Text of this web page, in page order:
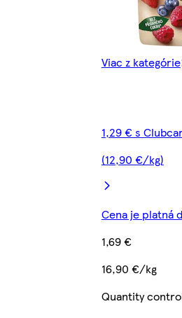
Viac z kategórie
1,29 € s
(12,90 €/kg)
Cena je platná
1,69 €
16,90 €/kg
Quantity